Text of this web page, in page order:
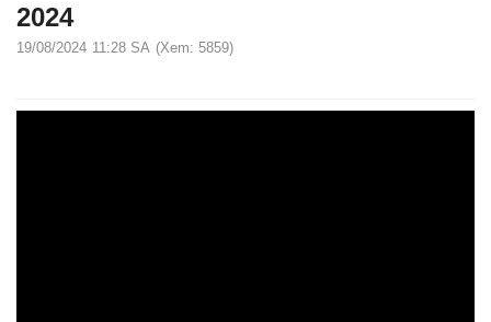
2024
19/08/2024 11:28 SA (Xem: 5859)